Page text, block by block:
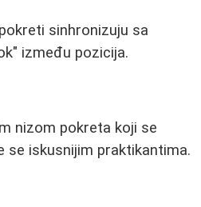
sinhronizuju sa
između pozicija.
nizom pokreta koji se
se iskusnijim praktikantima.